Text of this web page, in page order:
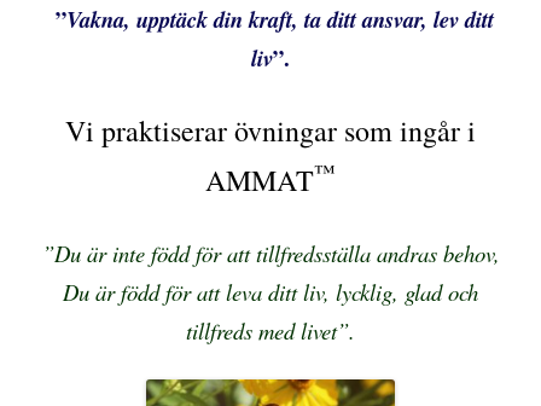
”Vakna, upptäck din kraft, ta ditt ansvar, lev ditt
liv”.
Vi praktiserar övningar som ingår i
AMMAT™
”Du är inte född för att tillfredsställa andras behov,
Du är född för att leva ditt liv, lycklig, glad och
tillfreds med livet”.